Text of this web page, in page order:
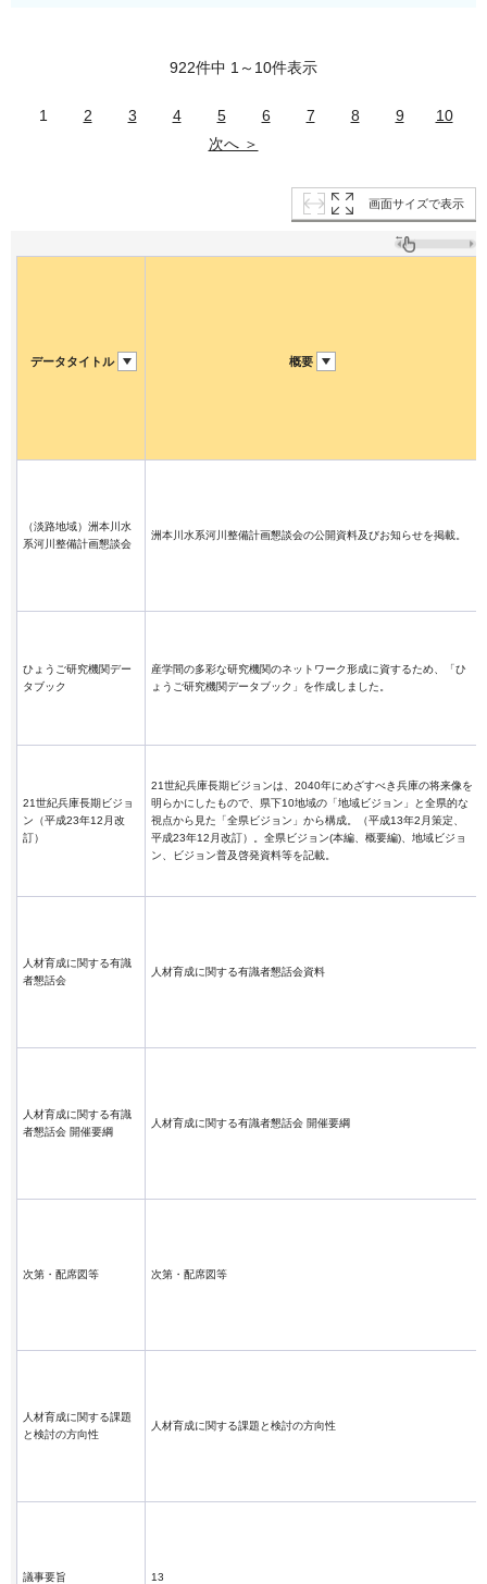
922件中 1～10件表示
1 2 3 4 5 6 7 8 9
10
次へ ＞
画面サイズで表示
データタイトル 概要
（淡路地域）洲本川水
系河川整備計画懇談会
洲本川水系河川整備計画懇談会の公開資料及びお知らせを掲載。
ひょうご研究機関デー
タブック
産学間の多彩な研究機関のネットワーク形成に資するため、「ひ
ょうご研究機関データブック」を作成しました。
21世紀兵庫長期ビジョ
ン（平成23年12月改
訂）
21世紀兵庫長期ビジョンは、2040年にめざすべき兵庫の将来像を
明らかにしたもので、県下10地域の「地域ビジョン」と全県的な
視点から見た「全県ビジョン」から構成。（平成13年2月策定、
平成23年12月改訂）。全県ビジョン(本編、概要編)、地域ビジョ
ン、ビジョン普及啓発資料等を記載。
人材育成に関する有識
者懇話会
人材育成に関する有識者懇話会資料
人材育成に関する有識
者懇話会 開催要綱
人材育成に関する有識者懇話会 開催要綱
次第・配席図等 次第・配席図等
人材育成に関する課題
と検討の方向性
人材育成に関する課題と検討の方向性
議事要旨 13